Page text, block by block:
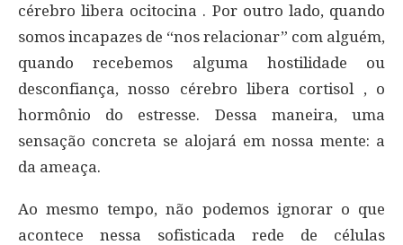
cérebro libera ocitocina . Por outro lado, quando
somos incapazes de “nos relacionar” com alguém,
quando recebemos alguma hostilidade ou
desconfiança, nosso cérebro libera cortisol , o
hormônio do estresse. Dessa maneira, uma
sensação concreta se alojará em nossa mente: a
da ameaça.
Ao mesmo tempo, não podemos ignorar o que
acontece nessa sofisticada rede de células